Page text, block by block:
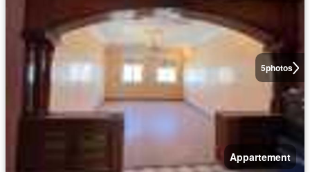
5photos
Appartement